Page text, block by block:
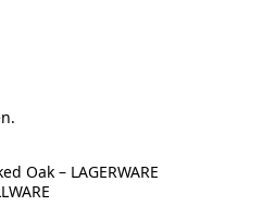
Oak – LAGERWARE